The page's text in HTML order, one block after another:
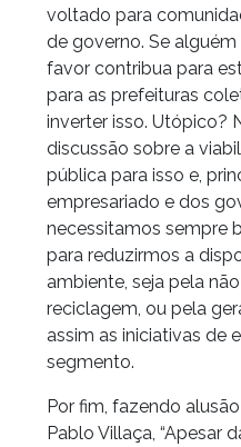
voltado para
de governo. Se
favor contribua para
para as prefeituras
inverter isso. Utópico?
discussão sobre a
pública para isso e,
empresariado e dos
necessitamos sempre
para reduzirmos a
ambiente, seja pela
reciclagem, ou pela
assim as iniciativas de
segmento.
Por fim, fazendo
Pablo Villaça, “Apesar